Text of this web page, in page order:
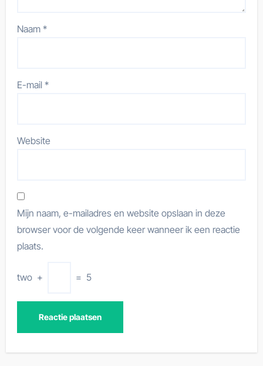
Naam*
E-mail*
Website
Mijn naam, e-mailadres en website opslaan in deze
browser voor de volgende keer wanneer ik een reactie
plaats.
two + = 5